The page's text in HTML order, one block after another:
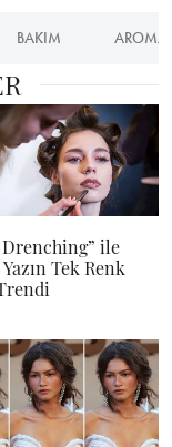
BAKIM
ile
Yazın Tek Renk